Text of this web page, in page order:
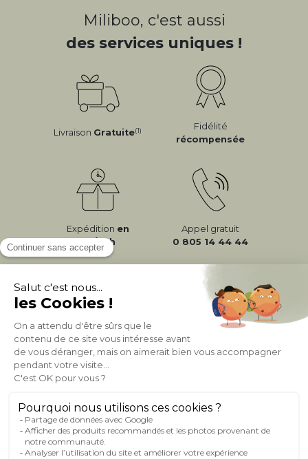
Miliboo, c'est aussi
des services uniques !
Livraison Gratuite(1)
Fidélité
récompensée
Expédition en
24/72h
Appel gratuit
0 805 14 44 44
À PROPOS DE MILIBOO
AIDE & CONTACT